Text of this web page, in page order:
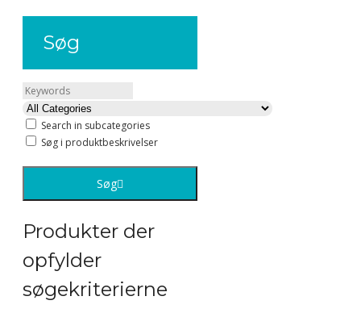
Søg
Search in subcategories
Søg i produktbeskrivelser
Søg
Produkter der
opfylder
søgekriterierne